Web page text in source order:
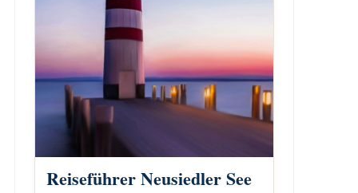
Reiseführer Neusiedler See